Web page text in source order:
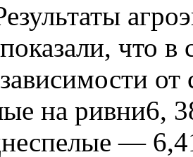
что
от
на ривни6,
—